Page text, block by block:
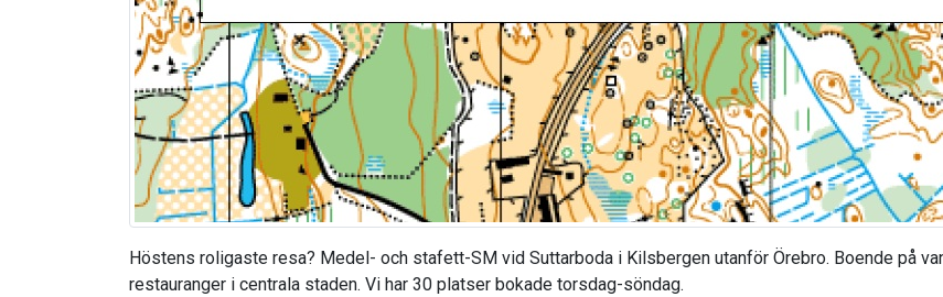
Höstens roligaste resa? Medel- och stafett-SM vid Suttarboda i Kilsbergen utanför Örebro. Boende på
restauranger i centrala staden. Vi har 30 platser bokade torsdag-söndag.